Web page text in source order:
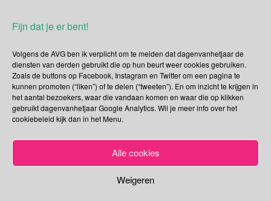
Fijn dat je er bent!
Volgens de AVG ben ik verplicht om te melden dat dagenvanhetjaar de
diensten van derden gebruikt die op hun beurt weer cookies gebruiken.
Zoals de buttons op Facebook, Instagram en Twitter om een pagina te
kunnen promoten (“liken”) of te delen (“tweeten”). En om inzicht te krijgen in
het aantal bezoekers, waar die vandaan komen en waar die op klikken
gebruikt dagenvanhetjaar Google Analytics. Wil je meer info over het
cookiebeleid kijk dan in het Menu.
Alle cookies
Weigeren
Social Media
Je kunt me volgen op
Zoeken
Zoeken
Recente tweetsKlik om marketing cookies te
accepteren en deze inhoud in te